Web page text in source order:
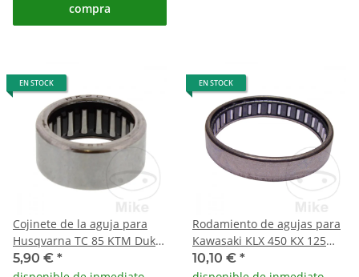
compra
EN STOCK
Cojinete de la aguja para
Husqvarna TC 85 KTM Duke
EGS 125 400 620
5,90 € *
EN STOCK
Rodamiento de agujas para
Kawasaki KLX 450 KX 125
250 450 Suzuki RM 250
10,10 € *